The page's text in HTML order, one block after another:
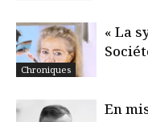
Chroniques
« La
En